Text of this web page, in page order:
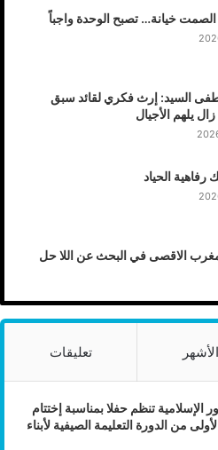
خيانة… تصبح الوحدة واجباً
السيد: إرث فكري لقائد سبق
يلهم الأجيال
رفاهية الحياد
الاقصى في البحث عن اللا حل
الأشهر تعليقات
الإسلامية تنظم حفلا بمناسبة إختتام
من الدورة التعليمة الصيفية لأبناء